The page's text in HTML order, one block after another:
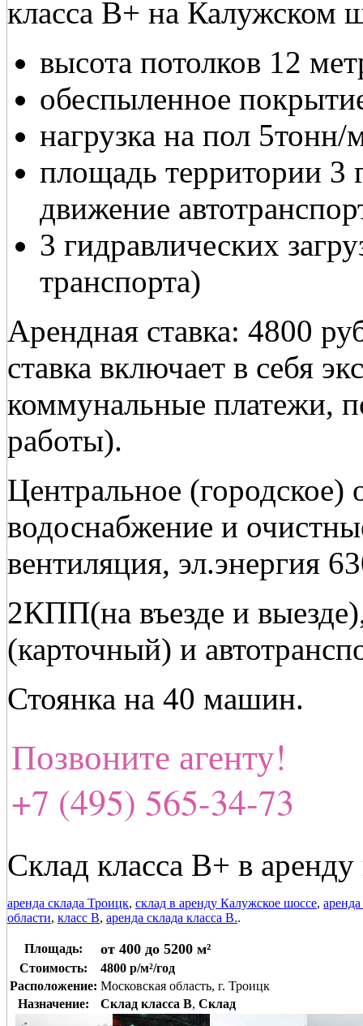
класса В+ на
высота потолков 12
обеспыленное
нагрузка на пол 5тонн/
площадь территории 3
движение
3 гидравлических
транспорта)
Арендная ставка: 4800
ставка включает в себя
коммунальные платежи,
работы).
Центральное (городское)
водоснабжение и
вентиляция, эл.энергия
2КПП(на въезде и
(карточный) и
Стоянка на 40 машин.
Позвоните агенту!
+7 (495) 565-34-73
Склад класса В+ в
аренда склада Троицк, склад в аренду Калужское шоссе,
области, класс В, аренда склада класса В..
Площадь: от 400 до 5200 м²
Стоимость:
4800 р/м²/год
Расположение: Московская область, г. Троицк
Назначение:
Склад класса B, Склад